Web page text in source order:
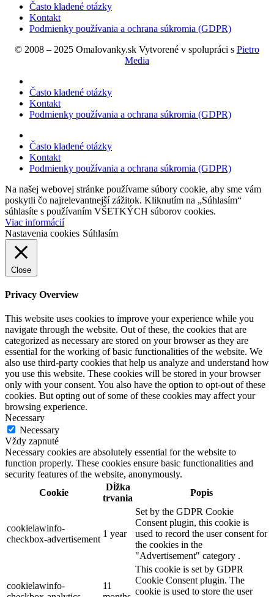
Často kladené otázky
Kontakt
Podmienky používania a ochrana súkromia (GDPR)
© 2008 – 2025 Omalovanky.sk Vytvorené v spolupráci s Pietro
Media
Často kladené otázky
Kontakt
Podmienky používania a ochrana súkromia (GDPR)
Často kladené otázky
Kontakt
Podmienky používania a ochrana súkromia (GDPR)
Na našej webovej stránke používame súbory cookie, aby sme vám
poskytli čo najrelevantnejší zážitok. Kliknutím na „Súhlasím“
súhlasíte s používaním VŠETKÝCH súborov cookies.
Viac informácií
Nastavenia cookies Súhlasím
Close
Privacy Overview
This website uses cookies to improve your experience while you
navigate through the website. Out of these, the cookies that are
categorized as necessary are stored on your browser as they are
essential for the working of basic functionalities of the website. We
also use third-party cookies that help us analyze and understand how
you use this website. These cookies will be stored in your browser
only with your consent. You also have the option to opt-out of these
cookies. But opting out of some of these cookies may affect your
browsing experience.
Necessary
Necessary
Vždy zapnuté
Necessary cookies are absolutely essential for the website to
function properly. These cookies ensure basic functionalities and
security features of the website, anonymously.
Cookie
Dĺžka
trvania
Popis
cookielawinfo-
checkbox-advertisement
1 year
Set by the GDPR Cookie
Consent plugin, this cookie is
used to record the user consent for
the cookies in the
"Advertisement" category .
cookielawinfo-
11
This cookie is set by GDPR
Cookie Consent plugin. The
cookie is used to store the user